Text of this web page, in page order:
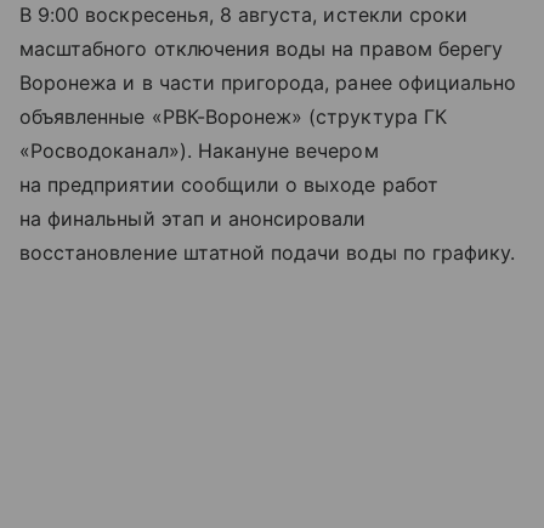
В 9:00 воскресенья, 8 августа, истекли сроки
масштабного отключения воды на правом берегу
Воронежа и в части пригорода, ранее официально
объявленные «РВК-Воронеж» (структура ГК
«Росводоканал»). Накануне вечером
на предприятии сообщили о выходе работ
на финальный этап и анонсировали
восстановление штатной подачи воды по графику.